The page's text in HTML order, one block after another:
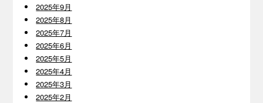
2025年9月
2025年8月
2025年7月
2025年6月
2025年5月
2025年4月
2025年3月
2025年2月